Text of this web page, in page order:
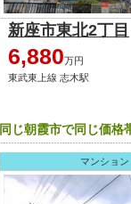
新座市東北2丁目
6,880万円
東武東上線 志木駅
同じ朝霞市で同じ価格
マンション